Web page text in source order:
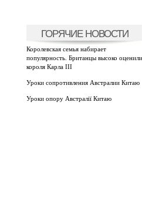
ГОРЯЧИЕ НОВОСТИ
Королевская семья набирает
популярность. Британцы высоко оценили
короля Карла III
Уроки сопротивления Австралии Китаю
Уроки опору Австралії Китаю